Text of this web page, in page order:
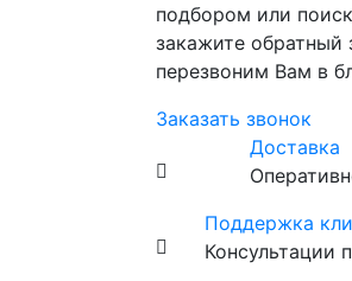
подбором или
закажите обратный
перезвоним Вам в
Заказать звонок
Доставка
Поддержка
Консультации